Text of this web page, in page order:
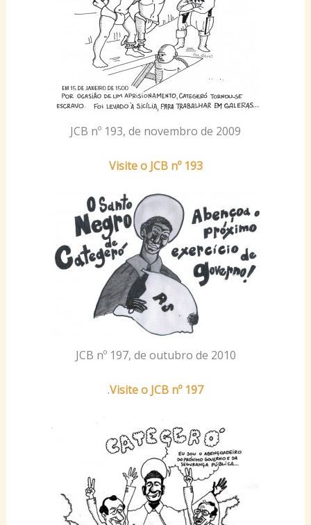
JCB nº 193, de novembro de 2009
Visite o JCB nº 193
JCB nº 197, de outubro de 2010
.Visite o JCB nº 197